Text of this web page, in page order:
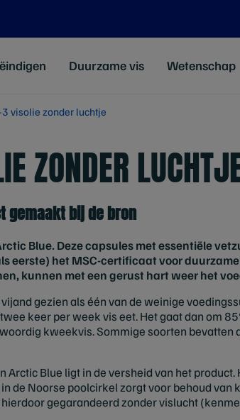
Duurzame vis Wetenschap
visolie zonder luchtje
ZONDER
gemaakt bij de bron
Blue. Deze capsules met essentiële
eerste) het MSC-certificaat voor
kunnen met een gerust hart weer het
gezien als één van de weinige
keer per week vis eet. Het gaat dan om
kweekvis. Sommige soorten bevatten
Arctic Blue ligt in de versheid van het
de Noorse poolcirkel zorgt voor behoud van
gegarandeerd zonder vislucht